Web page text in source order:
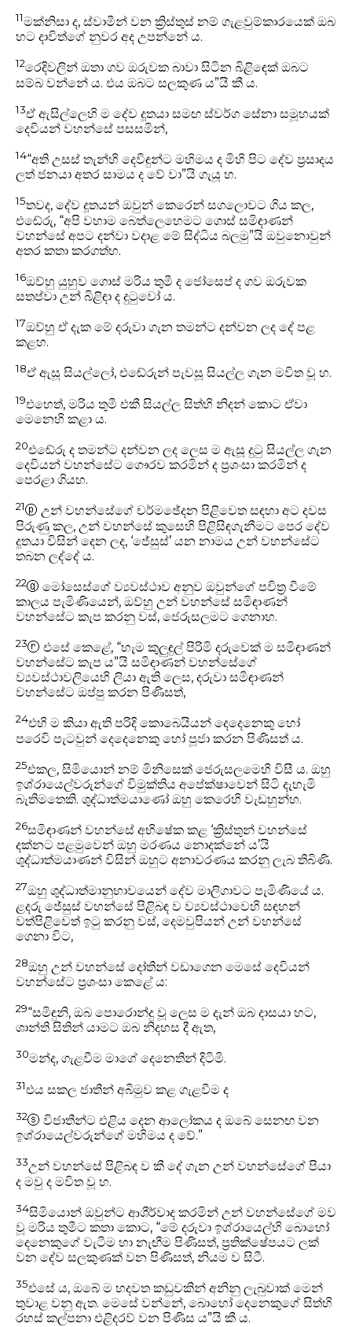
11මක්නිසා ද, ස්වාමීන් වන ක්‍රිස්තුස් නම් ගැළවුම්කාරයෙක් ඔබ
හට දාවිත්ගේ නුවර අද උපන්නේ ය.
12රෙදිවලින් ඔතා ගව ඔරුවක බාවා සිටින බිළිඳෙක් ඔබට
සම්බ වන්නේ ය. එය ඔබට සලකුණ ය”යි කී ය.
13ඒ ඇසිල්ලෙහි ම දේව දූතයා සමඟ ස්වර්ග සේනා සමූහයක්
දෙවියන් වහන්සේ පසසමින්,
14“අති උසස් තැන්හි දෙවිඳුන්ට මහිමය ද මිහි පිට දේව ප්‍රසාදය
ලත් ජනයා අතර සාමය ද වේ වා”යි ගැයූ හ.
15තවද, දේව දූතයන් ඔවුන් කෙරෙන් සගලොවට ගිය කල,
එඬේරු, “අපි වහාම බෙත්ලෙහෙමට ගොස් සමිඳාණන්
වහන්සේ අපට දන්වා වදාළ මේ සිද්ධිය බලමු”යි ඔවුනොවුන්
අතර කතා කරගත්හ.
16ඔව්හු යුහුව ගොස් මරිය තුමී ද ජෝසෙප් ද ගව ඔරුවක
සතප්වා උන් බිළිඳා ද දුටුවෝ ය.
17ඔව්හු ඒ දැක මේ දරුවා ගැන තමන්ට දන්වන ලද දේ පළ
කළහ.
18ඒ ඇසූ සියල්ලෝ, එඬේරුන් පැවසූ සියල්ල ගැන මවිත වූ හ.
19එහෙත්, මරිය තුමී එකී සියල්ල සිත්හි නිදන් කොට ඒවා
මෙ‍නෙහි කළා ය.
20එඬේරු ද තමන්ට දන්වන ලද ලෙස ම ඇසූ දුටු සියල්ල ගැන
දෙවියන් වහන්සේට ගෞරව කරමින් ද ප්‍රශංසා කරමින් ද
පෙරළා ගියහ.
21ⓟ උන් වහන්සේගේ චර්මඡේදන පිළිවෙත සඳහා අට දවස
පිරුණු කල, උන් වහන්සේ කුසෙහි පිළිසිඳගැනීමට පෙර දේව
දූතයා විසින් දෙන ලද, ‘ජේසුස්’ යන නාමය උන් වහන්සේට
තබන ලද්දේ ය.
22ⓠ මෝසෙස්ගේ ව්‍යවස්ථාව අනුව ඔවුන්ගේ පවිත්‍ර වීමේ
කාලය පැමිණියෙන්, ඔව්හු උන් වහන්සේ සමිඳාණන්
වහන්සේට කැප කරනු වස්, ජෙරුසලමට ගෙනාහ.
23ⓡ එසේ කෙළේ, “හැම කුලුඳුල් පිරිමි දරුවෙක් ම සමිඳාණන්
වහන්සේට කැප ය”යි සමිඳාණන් වහන්සේගේ
ව්‍යවස්ථාවලියෙහි ලියා ඇති ලෙස, දරුවා සමිඳාණන්
වහන්සේට ඔප්පු කරන පිණිසත්,
24එහි ම කියා ඇති පරිදි කොබෙයියන් දෙදෙනෙකු හෝ
පරෙවි පැටවුන් දෙදෙනෙකු හෝ පූජා කරන පිණිසත් ය.
25එකල, සිමියොන් නම් මිනිසෙක් ජෙරුසලමෙහි විසී ය. ඔහු
ඉශ්රායෙල්වරුන්ගේ විමුක්තිය අපේක්ෂාවෙන් සිටි දැහැමි
බැතිමතෙකි. ශුද්ධාත්මයාණෝ ඔහු කෙරෙහි වැඩහුන්හ.
26සමිඳාණන් වහන්සේ අභිෂේක කළ ‘ක්‍රිස්තුන් වහන්සේ
දක්නට පළමුවෙන් ඔහු මරණය නොදක්නේ ය’යි
ශුද්ධාත්මයාණන් විසින් ඔහුට අනාවරණය කරනු ලැබ තිබිණි.
27ඔහු ශුද්ධාත්මානුභාවයෙන් දේව මාලිගාවට පැමිණියේ ය.
ළදරු ජේසුස් වහන්සේ පිළිබඳ ව ව්‍යවස්ථාවෙහි සඳහන්
වත්පිළිවෙත් ඉටු කරනු වස්, දෙමවුපියන් උන් වහන්සේ
ගෙනා විට,
28ඔහු උන් වහන්සේ දෝතින් වඩාගෙන මෙ‍සේ දෙවියන්
වහන්සේට ප්‍රශංසා කෙළේ ය:
29“සමිඳුනි, ඔබ පොරොන්දු වූ ලෙස ම දැන් ඔබ දාසයා හට,
ශාන්ති සිතින් යාමට ඔබ නිදහස දී ඇත,
30මන්ද, ගැළවීම මාගේ දෙනෙතින් දිටිමි.
31එය සකල ජාතීන් අබිමුව කළ ගැළවීම ද
32ⓢ විජාතීන්ට එළිය දෙන ආලෝකය ද ඔබේ සෙනඟ වන
ඉශ්රායෙල්වරුන්ගේ මහිමය ද වේ.”
33උන් වහන්සේ පිළිබඳ ව කී දේ ගැන උන් වහන්සේගේ පියා
ද මවු ද මවිත වූ හ.
34සිමියොන් ඔවුන්ට ආශීර්වාද කරමින් උන් වහන්සේගේ මව
වූ මරිය තුමීට කතා කොට, “මේ දරුවා ඉශ්රායෙල්හි බොහෝ
දෙනෙකුගේ වැටීම හා නැඟීම පිණිසත්, ප්‍රතික්ෂේපයට ලක්
වන දේව සලකුණක් වන පිණිසත්, නියම ව සිටී.
35එසේ ය, ඔබේ ම හදවත කඩුවකින් අනිනු ලැබුවාක් මෙ‍න්
තුවාළ වනු ඇත. මෙ‍සේ වන්නේ, බොහෝ දෙනෙකුගේ සිත්හි
රහස් කල්පනා එළිදරව් වන පිණිස ය”යි කී ය.